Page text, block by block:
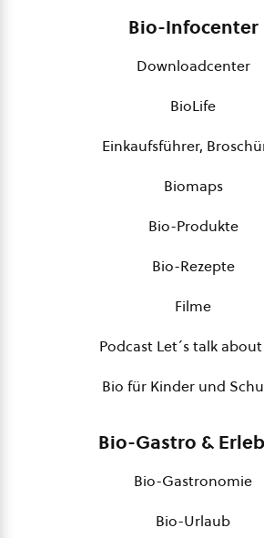
Bio-Infocenter
Downloadcenter
BioLife
Einkaufsführer,
Biomaps
Bio-Produkte
Bio-Rezepte
Filme
Podcast Let´s talk
Bio für Kinder und
Bio-Gastro &
Bio-Gastronomie
Bio-Urlaub